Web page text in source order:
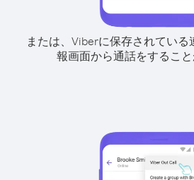
または、Viberに保存されてい
報画面から通話をすること